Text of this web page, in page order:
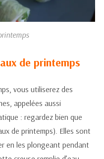
de printemps
vous utiliserez des
appelées aussi
: regardez bien que
de printemps). Elles sont
en les plongeant pendant